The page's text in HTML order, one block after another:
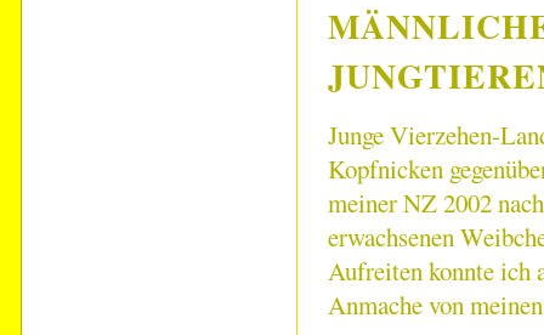
Junge Vierzehen-
Kopfnicken
meiner NZ 2002
erwachsenen
Aufreiten konnte ich
Anmache von